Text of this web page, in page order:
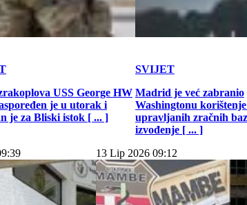
USS George HW
je u utorak i
je za Bliski istok [ ... ]
SVIJET
Madrid je već zabranio
Washingtonu
upravljanih zračnih
izvođenje [ ... ]
13 Lip 2026 09:12